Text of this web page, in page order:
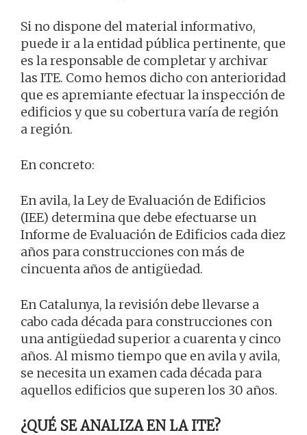
Si no dispone del material informativo,
puede ir a la entidad pública pertinente, que
es la responsable de completar y archivar
las ITE. Como hemos dicho con anterioridad
que es apremiante efectuar la inspección de
edificios y que su cobertura varía de región
a región.
En concreto:
En avila, la Ley de Evaluación de Edificios
(IEE) determina que debe efectuarse un
Informe de Evaluación de Edificios cada diez
años para construcciones con más de
cincuenta años de antigüedad.
En Catalunya, la revisión debe llevarse a
cabo cada década para construcciones con
una antigüedad superior a cuarenta y cinco
años. Al mismo tiempo que en avila y avila,
se necesita un examen cada década para
aquellos edificios que superen los 30 años.
¿QUÉ SE ANALIZA EN LA ITE?